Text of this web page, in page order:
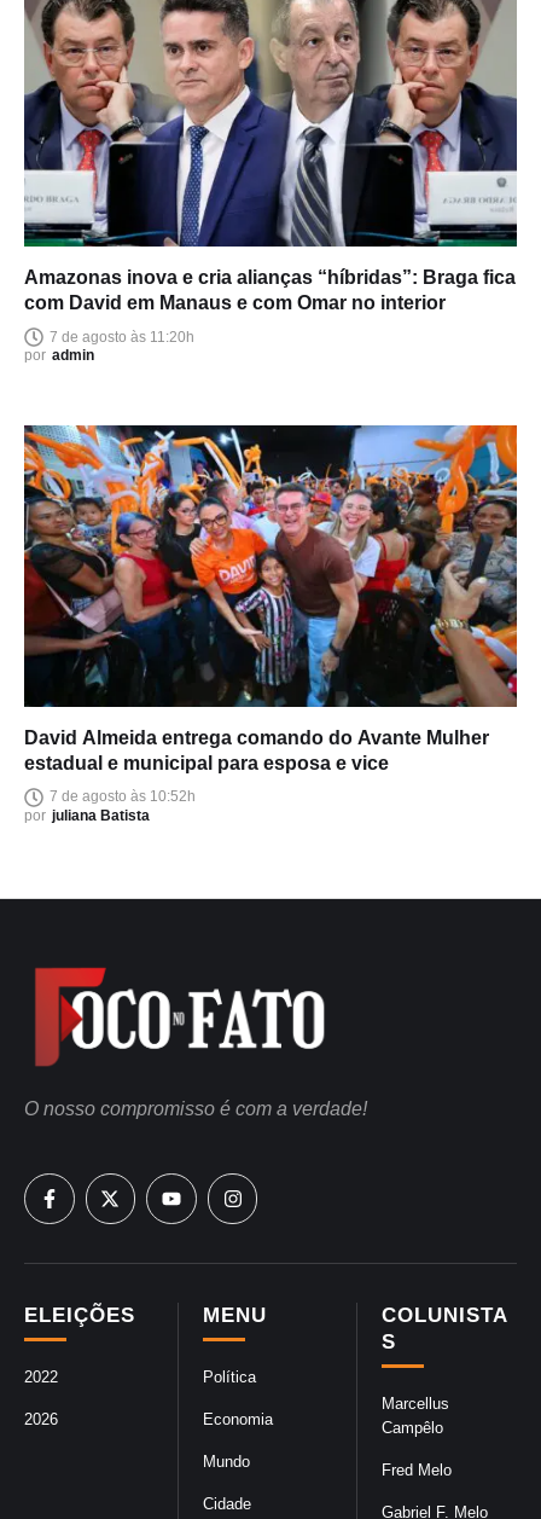
Amazonas inova e cria alianças “híbridas”: Braga fica
com David em Manaus e com Omar no interior
7 de agosto às 11:20h
por admin
David Almeida entrega comando do Avante Mulher
estadual e municipal para esposa e vice
7 de agosto às 10:52h
por juliana Batista
COLUNISTA
S
Marcellus
Campêlo
Fred Melo
Gabriel F. Melo
MENU
Política
Economia
Mundo
Cidade
ELEIÇÕES
2022
2026
O nosso compromisso é com a verdade!